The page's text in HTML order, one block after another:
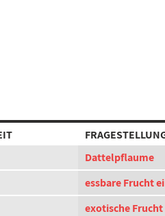
Dattelpflaume
essbare Frucht
exotische Frucht